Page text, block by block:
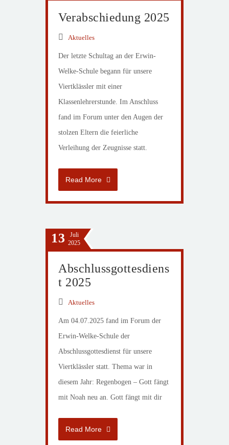
Verabschiedung 2025
Aktuelles
Der letzte Schultag an der Erwin-
Welke-Schule begann für unsere
Viertklässler mit einer
Klassenlehrerstunde. Im Anschluss
fand im Forum unter den Augen der
stolzen Eltern die feierliche
Verleihung der Zeugnisse statt.
Read More
13
Juli
2025
Abschlussgottesdiens
t 2025
Aktuelles
Am 04.07.2025 fand im Forum der
Erwin-Welke-Schule der
Abschlussgottesdienst für unsere
Viertklässler statt. Thema war in
diesem Jahr: Regenbogen – Gott fängt
mit Noah neu an. Gott fängt mit dir
Read More